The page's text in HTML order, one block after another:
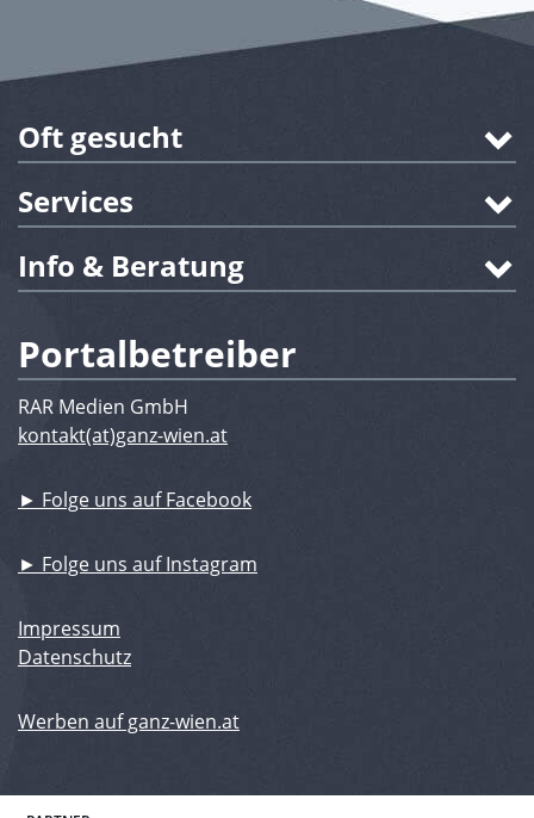
Oft gesucht
Services
Info & Beratung
Portalbetreiber
RAR Medien GmbH
kontakt(at)ganz-wien.at
► Folge uns auf Facebook
► Folge uns auf Instagram
Impressum
Datenschutz
Werben auf ganz-wien.at